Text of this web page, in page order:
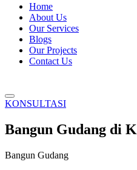
Home
About Us
Our Services
Blogs
Our Projects
Contact Us
KONSULTASI
Bangun Gudang di
Bangun Gudang